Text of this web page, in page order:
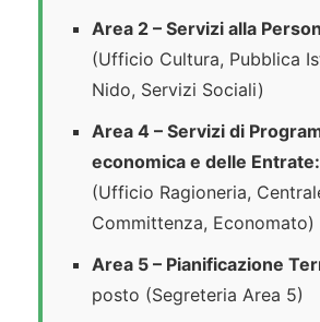
Area 2 – Servizi alla
(Ufficio Cultura, Pubblica
Nido, Servizi Sociali)
Area 4 – Servizi di
economica e delle Entrate:
(Ufficio Ragioneria,
Committenza, Economato)
Area 5 – Pianificazione
posto (Segreteria Area 5)